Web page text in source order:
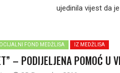
ujedinila vijest da
FOND MEDŽLISA IZ MEDŽLISA
– PODIJELJENA POMOĆ U